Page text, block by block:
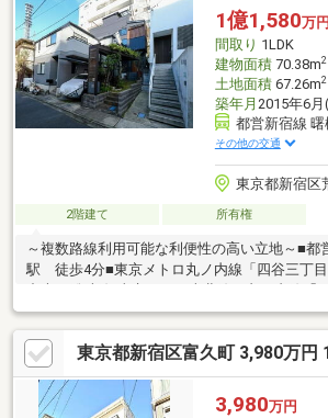
る2つのサービスルームを完備。部屋数豊富で
合わせた快適な暮らしが叶います。1億1,580万円
間取り 1LDK
建物面積70.38m2
土地面積67.26m2
築年月 2015年6
都営新宿線
その他の交通
東京都新宿区
2階建て 所有権
～複数路線利用可能な利便性の高い立地～■都
駅 徒歩4分■東京メトロ丸ノ内線「四谷三丁
中央・総武線/東京メトロ南北線・丸ノ内線「
分◆2015年6月築 ◆第一種住居専用地域◆木
◆1LDK＋ロフト 建物面積約70.38m2◆北西
3.8m 接面約2m◆吹き抜けのあるリビングダ
あふれる屋上付き◆地目：宅地◆第三種高度
備＞東京ガス・公営水道・公共下水
東京都新宿区富久町 3,980万円
3,980万円